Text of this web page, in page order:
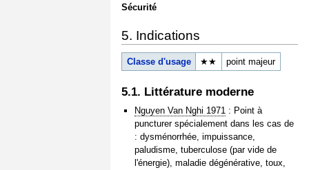
Sécurité
5. Indications
Classe d'usage ★★ point majeur
5.1. Littérature moderne
Nguyen Van Nghi 1971 : Point à
puncturer spécialement dans les cas de
: dysménorrhée, impuissance,
paludisme, tuberculose (par vide de
l'énergie), maladie dégénérative, toux,